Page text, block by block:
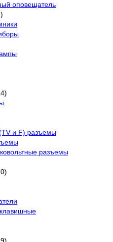
оповещатель
и F) разъемы
разъемы